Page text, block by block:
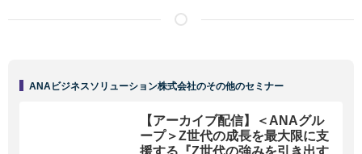
ANAビジネスソリューション株式会社のその他のセミナー
【アーカイブ配信】＜ANAグル
ープ＞Z世代の成長を最大限に支